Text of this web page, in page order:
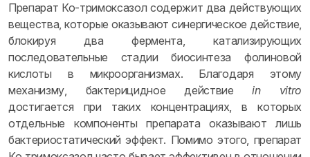
Препарат Ко-тримоксазол содержит два действующих
вещества, которые оказывают синергическое действие,
блокируя два фермента, катализирующих
последовательные стадии биосинтеза фолиновой
кислоты в микроорганизмах. Благодаря этому
механизму, бактерицидное действиеin vitro
достигается при таких концентрациях, в которых
отдельные компоненты препарата оказывают лишь
бактериостатический эффект. Помимо этого, препарат